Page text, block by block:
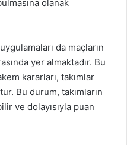
olanak
da maçların
yer almaktadır. Bu
kararları, takımlar
Bu durum, takımların
ve dolayısıyla puan